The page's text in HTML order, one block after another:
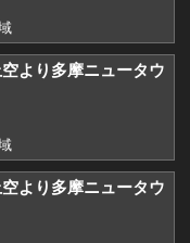
より多摩ニュータウ
より多摩ニュータウ